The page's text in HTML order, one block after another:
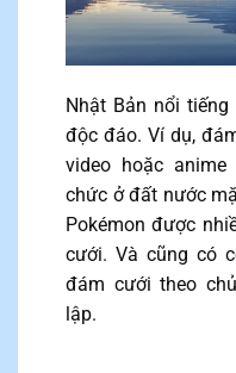
Nhật Bản nổi
độc đáo. Ví dụ,
video hoặc
chức ở đất nước
Pokémon được
cưới. Và cũng có
đám cưới theo
lập.